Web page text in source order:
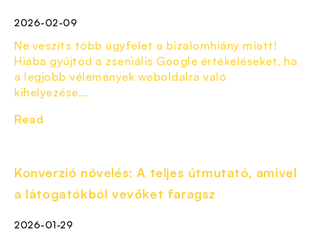
2026-02-09
Ne veszíts több ügyfelet a bizalomhiány miatt!
Hiába gyűjtöd a zseniális Google értékeléseket, ha
a legjobb vélemények weboldalra való
kihelyezése...
Read
Konverzió növelés: A teljes útmutató, amivel
a látogatókból vevőket faragsz
2026-01-29